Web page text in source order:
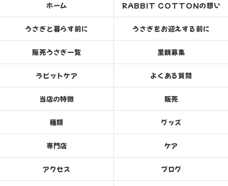
ホーム RABBIT COTTONの想い
うさぎと暮らす前に うさぎをお迎えする前に
販売うさぎ一覧 里親募集
ラビットケア よくある質問
当店の特徴 販売
種類 グッズ
専門店 ケア
アクセス ブログ